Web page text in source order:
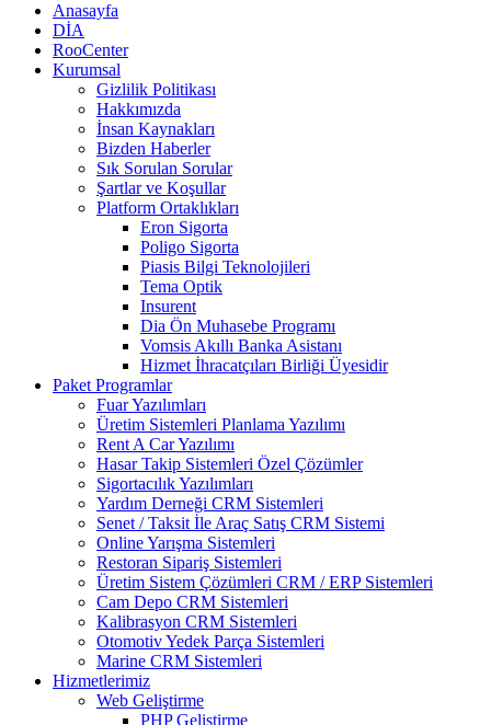
Anasayfa
DİA
RooCenter
Kurumsal
Gizlilik Politikası
Hakkımızda
İnsan Kaynakları
Bizden Haberler
Sık Sorulan Sorular
Şartlar ve Koşullar
Platform Ortaklıkları
Eron Sigorta
Poligo Sigorta
Piasis Bilgi Teknolojileri
Tema Optik
Insurent
Dia Ön Muhasebe Programı
Vomsis Akıllı Banka Asistanı
Hizmet İhracatçıları Birliği Üyesidir
Paket Programlar
Fuar Yazılımları
Üretim Sistemleri Planlama Yazılımı
Rent A Car Yazılımı
Hasar Takip Sistemleri Özel Çözümler
Sigortacılık Yazılımları
Yardım Derneği CRM Sistemleri
Senet / Taksit İle Araç Satış CRM Sistemi
Online Yarışma Sistemleri
Restoran Sipariş Sistemleri
Üretim Sistem Çözümleri CRM / ERP Sistemleri
Cam Depo CRM Sistemleri
Kalibrasyon CRM Sistemleri
Otomotiv Yedek Parça Sistemleri
Marine CRM Sistemleri
Hizmetlerimiz
Web Geliştirme
PHP Geliştirme